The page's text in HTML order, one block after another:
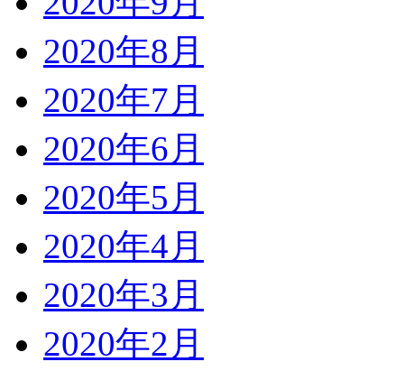
2020年8月
2020年7月
2020年6月
2020年5月
2020年4月
2020年3月
2020年2月